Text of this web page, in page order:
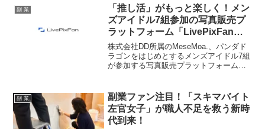
方法やTikTok起点の商材選びなど、あな
たのEC副業を次のステージへ導くヒント
が満載です。
副 業
「推し活」がもっと楽しく！メン
ズアイドル7組参加の写真販売プ
ラットフォーム「LivePixFan」
本格始動
株式会社DD所属のMeseMoa.、パンダド
ラゴンをはじめとするメンズアイドル7組
が参加する写真販売プラットフォーム
入を通じて、ファンの応援がより直接的
にアーティストの活動を支える新しい
「推し活」の形がここにあります。
副 業
副業ファン注目！「スキマバイト
左官女子」が職人不足を救う新時
代到来！